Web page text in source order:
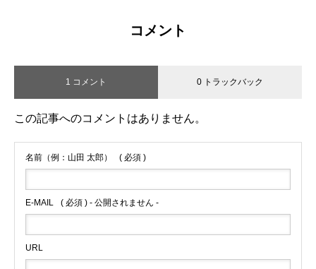
コメント
1 コメント 0 トラックバック
この記事へのコメントはありません。
名前（例：山田 太郎） ( 必須 )
E-MAIL ( 必須 ) - 公開されません -
URL